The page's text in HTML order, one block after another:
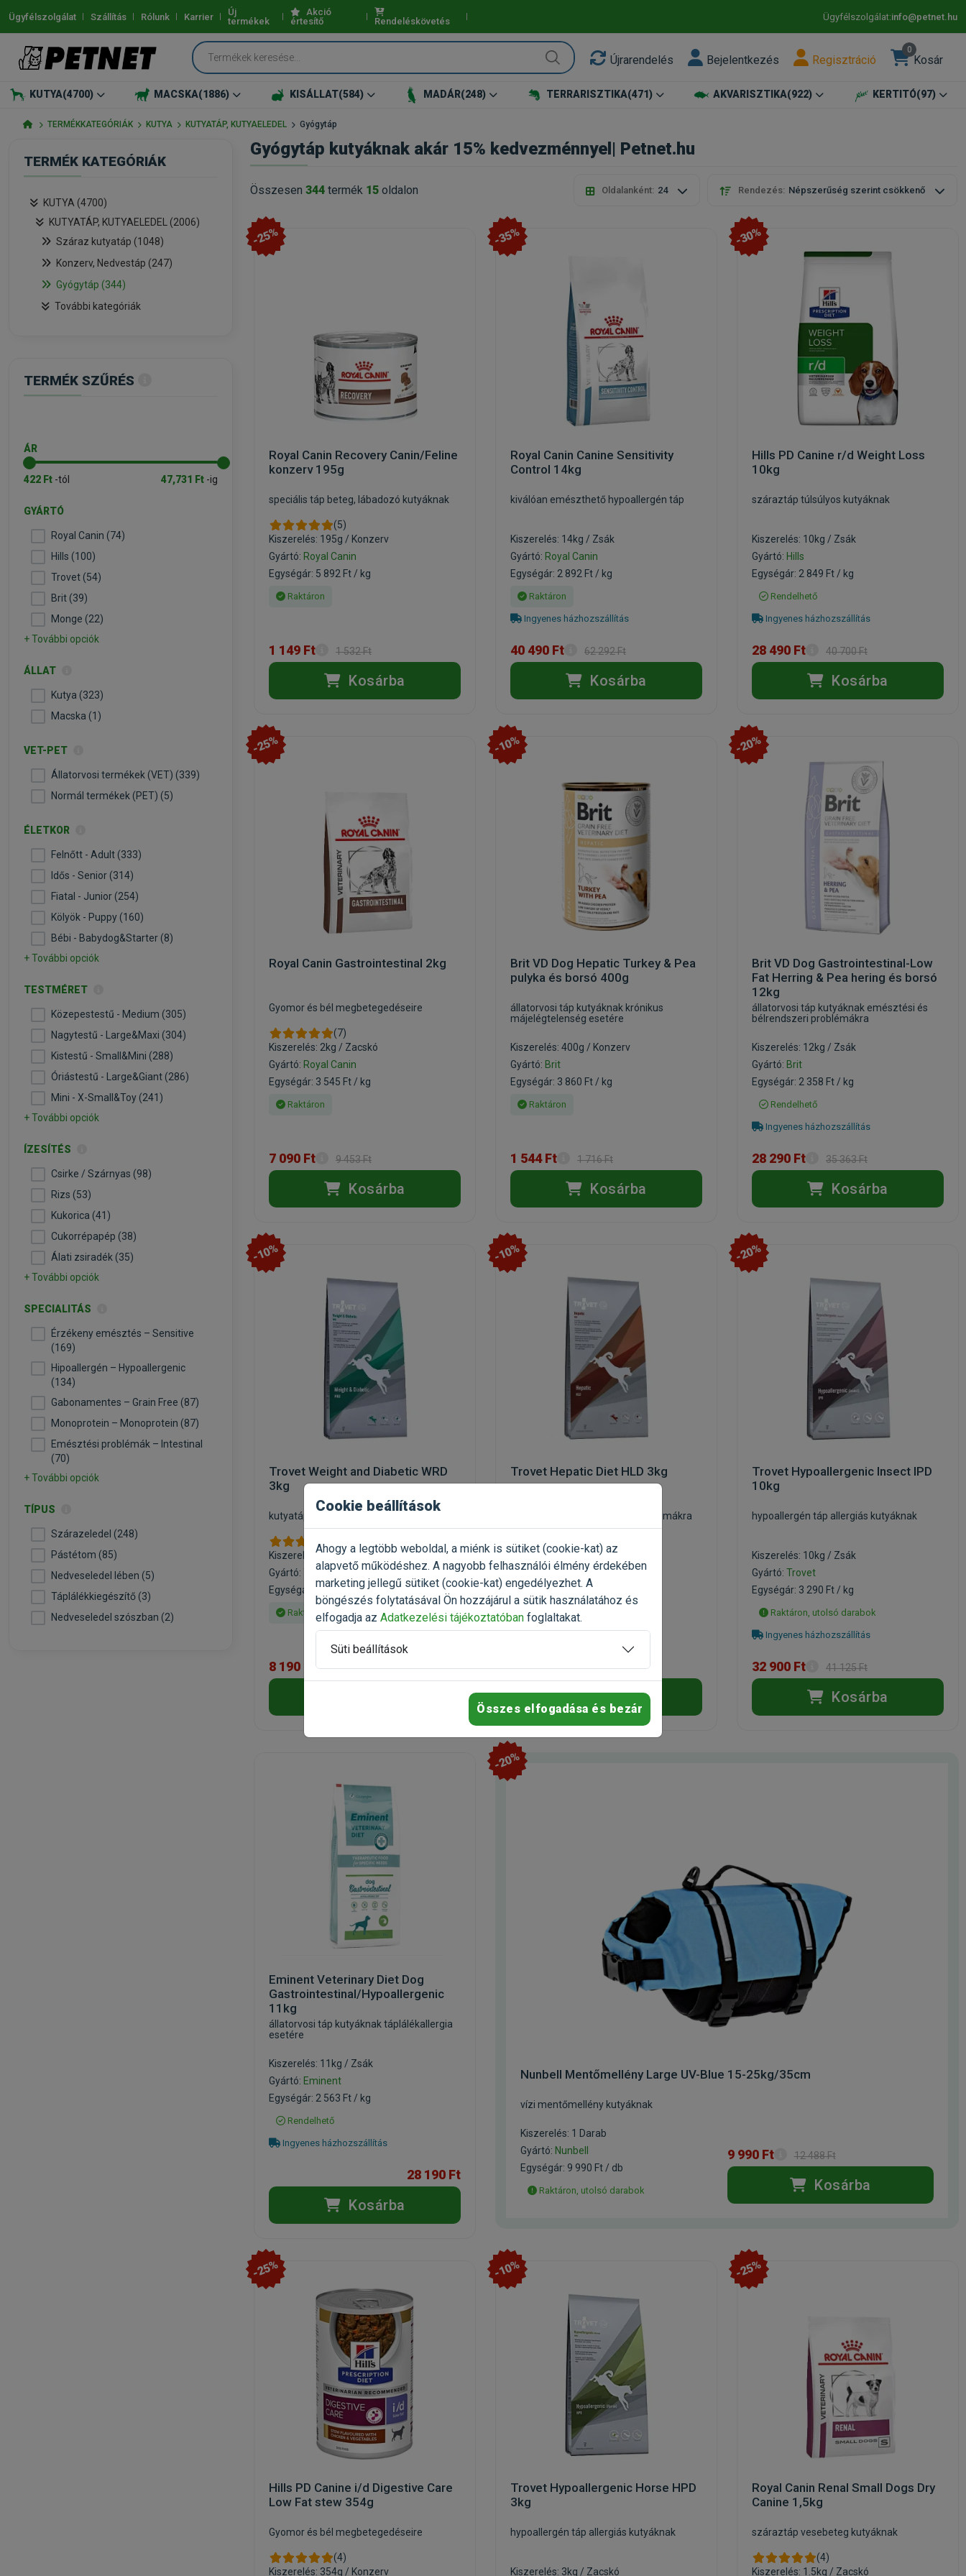
Ügyfélszolgálat Szállítás Rólunk Karrier
Új
termékek
Akció
értesítő
Rendeléskövetés Ügyfélszolgálat:info@petnet.hu
Újrarendelés Bejelentkezés Regisztráció
0
Kosár
KUTYA(4700) MACSKA(1886) KISÁLLAT(584) MADÁR(248) TERRARISZTIKA(471) AKVARISZTIKA(922) KERTITÓ(97)
TERMÉKKATEGÓRIÁK KUTYA KUTYATÁP, KUTYAELEDEL Gyógytáp
Gyógytáp kutyáknak akár 15% kedvezménnyel| Petnet.hu
Összesen 344 termék 15 oldalon Oldalanként: 24 Rendezés: Népszerűség szerint csökkenő
-25%
Royal Canin Recovery Canin/Feline
konzerv 195g
speciális táp beteg, lábadozó kutyáknak
(5)
Kiszerelés: 195g / Konzerv
Gyártó: Royal Canin
Egységár: 5 892 Ft / kg
Raktáron
1 149 Ft 1 532 Ft
Kosárba
-35%
Royal Canin Canine Sensitivity
Control 14kg
kiválóan emészthető hypoallergén táp
Kiszerelés: 14kg / Zsák
Gyártó: Royal Canin
Egységár: 2 892 Ft / kg
Raktáron
Ingyenes házhozszállítás
40 490 Ft 62 292 Ft
Kosárba
-30%
Hills PD Canine r/d Weight Loss
10kg
száraztáp túlsúlyos kutyáknak
Kiszerelés: 10kg / Zsák
Gyártó: Hills
Egységár: 2 849 Ft / kg
Rendelhető
Ingyenes házhozszállítás
28 490 Ft 40 700 Ft
Kosárba
-25%
Royal Canin Gastrointestinal 2kg
Gyomor és bél megbetegedéseire
(7)
Kiszerelés: 2kg / Zacskó
Gyártó: Royal Canin
Egységár: 3 545 Ft / kg
Raktáron
7 090 Ft 9 453 Ft
Kosárba
-10%
Brit VD Dog Hepatic Turkey & Pea
pulyka és borsó 400g
állatorvosi táp kutyáknak krónikus
májelégtelenség esetére
Kiszerelés: 400g / Konzerv
Gyártó: Brit
Egységár: 3 860 Ft / kg
Raktáron
1 544 Ft 1 716 Ft
Kosárba
-20%
Brit VD Dog Gastrointestinal-Low
Fat Herring & Pea hering és borsó
12kg
állatorvosi táp kutyáknak emésztési és
bélrendszeri problémákra
Kiszerelés: 12kg / Zsák
Gyártó: Brit
Egységár: 2 358 Ft / kg
Rendelhető
Ingyenes házhozszállítás
28 290 Ft 35 363 Ft
Kosárba
-10%
Trovet Weight and Diabetic WRD
3kg
kutyatáp hízásra hajlamos kutyáknak
Kiszerelés: 3kg / Zacskó
Gyártó: Trovet
Egységár: 2 730 Ft / kg
Raktáron
8 190 Ft 9 100 Ft
-10%
Trovet Hepatic Diet HLD 3kg
táp máj- és emésztőszervi problémákra
Kiszerelés: 3kg / Zacskó
Gyártó:Trovet
Egységár: 3 030 Ft / kg
Raktáron
9 090 Ft 10 100 Ft
Kosárba
-20%
Trovet Hypoallergenic Insect IPD
10kg
hypoallergén táp allergiás kutyáknak
Kiszerelés: 10kg / Zsák
Gyártó: Trovet
Egységár: 3 290 Ft / kg
Raktáron, utolsó darabok
Ingyenes házhozszállítás
32 900 Ft 41 125 Ft
Kosárba
Eminent Veterinary Diet Dog
Gastrointestinal/Hypoallergenic
11kg
állatorvosi táp kutyáknak táplálékallergia
esetére
Kiszerelés: 11kg / Zsák
Gyártó: Eminent
Egységár: 2 563 Ft / kg
Rendelhető
Ingyenes házhozszállítás
28 190 Ft
Kosárba
-20%
Nunbell Mentőmellény Large UV-Blue 15-25kg/35cm
vízi mentőmellény kutyáknak
Kiszerelés: 1 Darab
Gyártó: Nunbell
Egységár: 9 990 Ft / db
Raktáron, utolsó darabok
9 990 Ft 12 488 Ft
Kosárba
-25%
Hills PD Canine i/d Digestive Care
Low Fat stew 354g
Gyomor és bél megbetegedéseire
(4)
Kiszerelés: 354g / Konzerv
-10%
Trovet Hypoallergenic Horse HPD
3kg
hypoallergén táp allergiás kutyáknak
Kiszerelés: 3kg / Zacskó
-25%
Royal Canin Renal Small Dogs Dry
Canine 1,5kg
száraztáp vesebeteg kutyáknak
(4)
Kiszerelés: 1.5kg / Zacskó
TERMÉK KATEGÓRIÁK
KUTYA (4700)
KUTYATÁP, KUTYAELEDEL (2006)
Száraz kutyatáp (1048)
Konzerv, Nedvestáp (247)
Gyógytáp (344)
További kategóriák
TERMÉK SZŰRÉS
ÁR
422 Ft -tól 47,731 Ft -ig
GYÁRTÓ
Royal Canin (74)
Hills (100)
Trovet (54)
Brit (39)
Monge (22)
+ További opciók
ÁLLAT
Kutya (323)
Macska (1)
VET-PET
Állatorvosi termékek (VET) (339)
Normál termékek (PET) (5)
ÉLETKOR
Felnőtt - Adult (333)
Idős - Senior (314)
Fiatal - Junior (254)
Kölyök - Puppy (160)
Bébi - Babydog&Starter (8)
+ További opciók
TESTMÉRET
Közepestestű - Medium (305)
Nagytestű - Large&Maxi (304)
Kistestű - Small&Mini (288)
Óriástestű - Large&Giant (286)
Mini - X-Small&Toy (241)
+ További opciók
ÍZESÍTÉS
Csirke / Szárnyas (98)
Rizs (53)
Kukorica (41)
Cukorrépapép (38)
Álati zsiradék (35)
+ További opciók
SPECIALITÁS
Érzékeny emésztés – Sensitive
(169)
Hipoallergén – Hypoallergenic
(134)
Gabonamentes – Grain Free (87)
Monoprotein – Monoprotein (87)
Emésztési problémák – Intestinal
(70)
+ További opciók
TÍPUS
Szárazeledel (248)
Pástétom (85)
Nedveseledel lében (5)
Táplálékkiegészítő (3)
Nedveseledel szószban (2)
Cookie beállítások
Ahogy a legtöbb weboldal, a miénk is sütiket (cookie-kat) az
alapvető működéshez. A nagyobb felhasználói élmény érdekében
marketing jellegű sütiket (cookie-kat) engedélyezhet. A
böngészés folytatásával Ön hozzájárul a sütik használatához és
elfogadja az Adatkezelési tájékoztatóban foglaltakat.
Süti beállítások
Összes elfogadása és bezár